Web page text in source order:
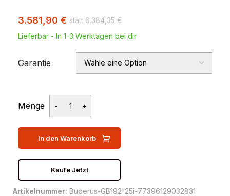
6.384,35 €
3.581,90 €
Lieferbar - In 1-3 Werktagen bei dir
Garantie
Menge
In den Warenkorb
Kaufe Jetzt
Artikelnummer: Buderus-GB192-25i-77396129032831